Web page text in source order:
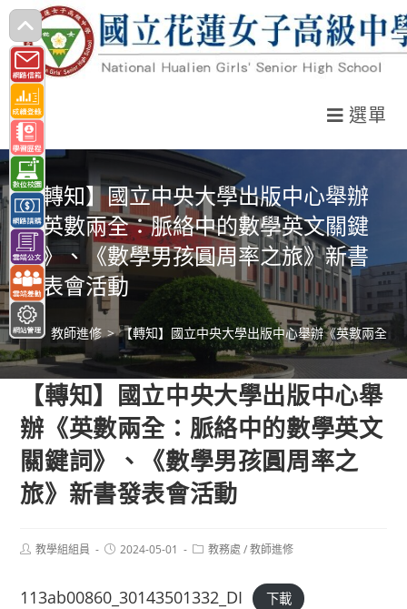
跳
轉
至
主
要
內
容
選單
【轉知】國立中央大學出版中心舉辦
《英數兩全：脈絡中的數學英文關鍵
詞》、《數學男孩圓周率之旅》新書
發表會活動
> 教師進修 > 【轉知】國立中央大學出版中心舉辦《英數兩全
【轉知】國立中央大學出版中心舉
辦《英數兩全：脈絡中的數學英文
關鍵詞》、《數學男孩圓周率之
旅》新書發表會活動
Post教學組組員
Post2024-05-01
Post教務處 / 教師進修
113ab00860_30143501332_DI 下載